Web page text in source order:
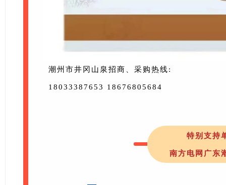
潮州市井冈山泉招商、采购热线:
18033387653 18676805684
特别支持
南方电网广东